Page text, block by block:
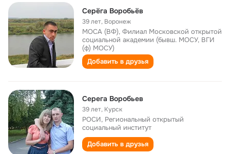
Серёга Воробьёв
39 лет, Воронеж
МОСА (ВФ), Филиал Московской открытой
социальной академии (бывш. МОСУ, ВГИ
(ф) МОСУ)
Добавить в друзья
Серега Воробьев
39 лет, Курск
РОСИ, Региональный открытый
социальный институт
Добавить в друзья